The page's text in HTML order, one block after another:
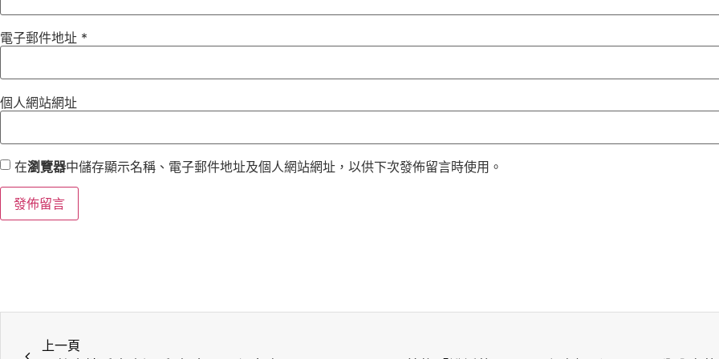
電子郵件地址 *
個人網站網址
在瀏覽器中儲存顯示名稱、電子郵件地址及個人網站網址，以供下次發佈留言時使用。
上一頁